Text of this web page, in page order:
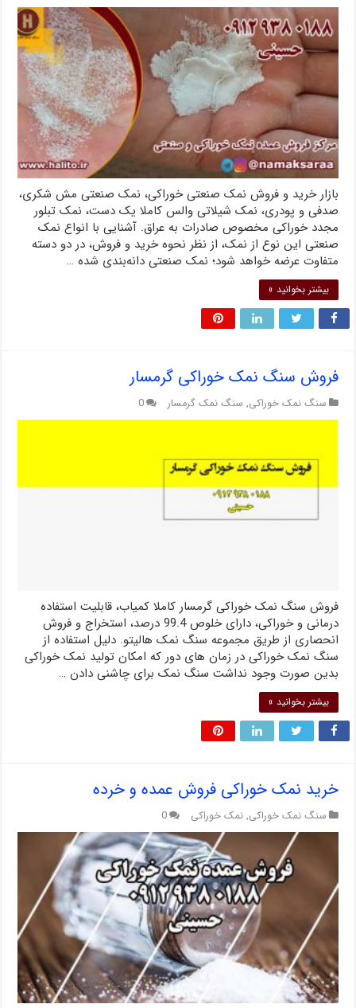
بازار خرید و فروش نمک صنعتی خوراکی، نمک صنعتی مش شکری،
صدفی و پودری، نمک شیلاتی والس کاملا یک دست، نمک تبلور
مجدد خوراکی مخصوص صادرات به عراق. آشنایی با انواع نمک
صنعتی این نوع از نمک، از نظر نحوه خرید و فروش، در دو دسته
متفاوت عرضه خواهد شود؛ نمک صنعتی دانه‌بندی شده …
بیشتر بخوانید »
فروش سنگ نمک خوراکی گرمسار
سنگ نمک خوراکی, سنگ نمک گرمسار 0
فروش سنگ نمک خوراکی گرمسار کاملا کمیاب، قابلیت استفاده
درمانی و خوراکی، دارای خلوص 99.4 درصد، استخراج و فروش
انحصاری از طریق مجموعه سنگ نمک هالیتو. دلیل استفاده از
سنگ نمک خوراکی در زمان های دور که امکان تولید نمک خوراکی
بدین صورت وجود نداشت سنگ نمک برای چاشنی دادن …
بیشتر بخوانید »
خرید نمک خوراکی فروش عمده و خرده
سنگ نمک خوراکی, نمک خوراکی 0